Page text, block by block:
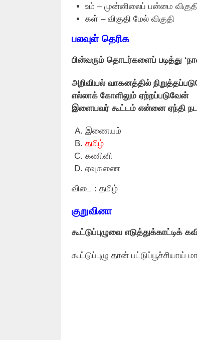
உம் – முன்னிலைப் பன்மை
கள் – விகுதி மேல் விகுதி
பலவுள் தெரிக
பின்வரும் தொடர்களைப் படித்து
அறிவியல் வாகனத்தில்
எல்லாக் கோளிலும் ஏற்றப்படுவேன்
இளையவர் கூட்டம் என்னை ஏந்தி
இணையம்
தமிழ்
கணினி
ஏவுகணை
விடை : தமிழ்
குறுவினா
கூட்டுப்புழுவை எடுத்துக்காட்டிக்
கூட்டுப்புழு தான்